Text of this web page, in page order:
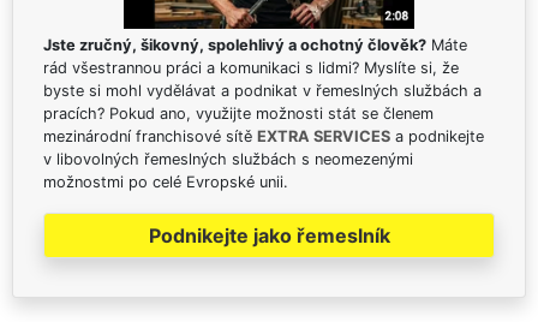
Jste zručný, šikovný, spolehlivý a ochotný člověk? Máte
rád všestrannou práci a komunikaci s lidmi? Myslíte si, že
byste si mohl vydělávat a podnikat v řemeslných službách a
pracích? Pokud ano, využijte možnosti stát se členem
mezinárodní franchisové sítě EXTRA SERVICES a podnikejte
v libovolných řemeslných službách s neomezenými
možnostmi po celé Evropské unii.
Podnikejte jako řemeslník